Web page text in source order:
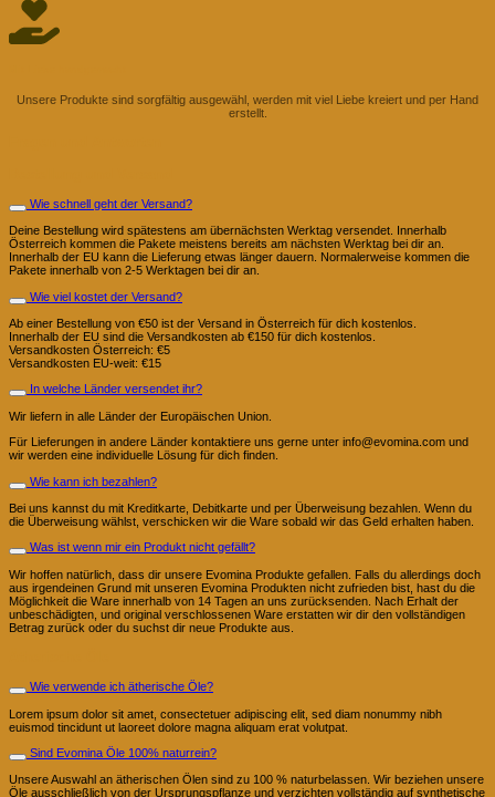
Unsere Produkte sind sorgfältig ausgewähl, werden mit viel Liebe kreiert und per Hand
erstellt.
Wie schnell geht der Versand?
Deine Bestellung wird spätestens am übernächsten Werktag versendet. Innerhalb
Österreich kommen die Pakete meistens bereits am nächsten Werktag bei dir an.
Innerhalb der EU kann die Lieferung etwas länger dauern. Normalerweise kommen die
Pakete innerhalb von 2-5 Werktagen bei dir an.
Wie viel kostet der Versand?
Ab einer Bestellung von €50 ist der Versand in Österreich für dich kostenlos.
Innerhalb der EU sind die Versandkosten ab €150 für dich kostenlos.
Versandkosten Österreich: €5
Versandkosten EU-weit: €15
In welche Länder versendet ihr?
Wir liefern in alle Länder der Europäischen Union.
Für Lieferungen in andere Länder kontaktiere uns gerne unter info@evomina.com und
wir werden eine individuelle Lösung für dich finden.
Wie kann ich bezahlen?
Bei uns kannst du mit Kreditkarte, Debitkarte und per Überweisung bezahlen. Wenn du
die Überweisung wählst, verschicken wir die Ware sobald wir das Geld erhalten haben.
Was ist wenn mir ein Produkt nicht gefällt?
Wir hoffen natürlich, dass dir unsere Evomina Produkte gefallen. Falls du allerdings doch
aus irgendeinen Grund mit unseren Evomina Produkten nicht zufrieden bist, hast du die
Möglichkeit die Ware innerhalb von 14 Tagen an uns zurücksenden. Nach Erhalt der
unbeschädigten, und original verschlossenen Ware erstatten wir dir den vollständigen
Betrag zurück oder du suchst dir neue Produkte aus.
Wie verwende ich ätherische Öle?
Lorem ipsum dolor sit amet, consectetuer adipiscing elit, sed diam nonummy nibh
euismod tincidunt ut laoreet dolore magna aliquam erat volutpat.
Sind Evomina Öle 100% naturrein?
Unsere Auswahl an ätherischen Ölen sind zu 100 % naturbelassen. Wir beziehen unsere
Öle ausschließlich von der Ursprungspflanze und verzichten vollständig auf synthetische